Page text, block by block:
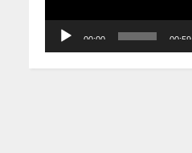
00:00 00:59